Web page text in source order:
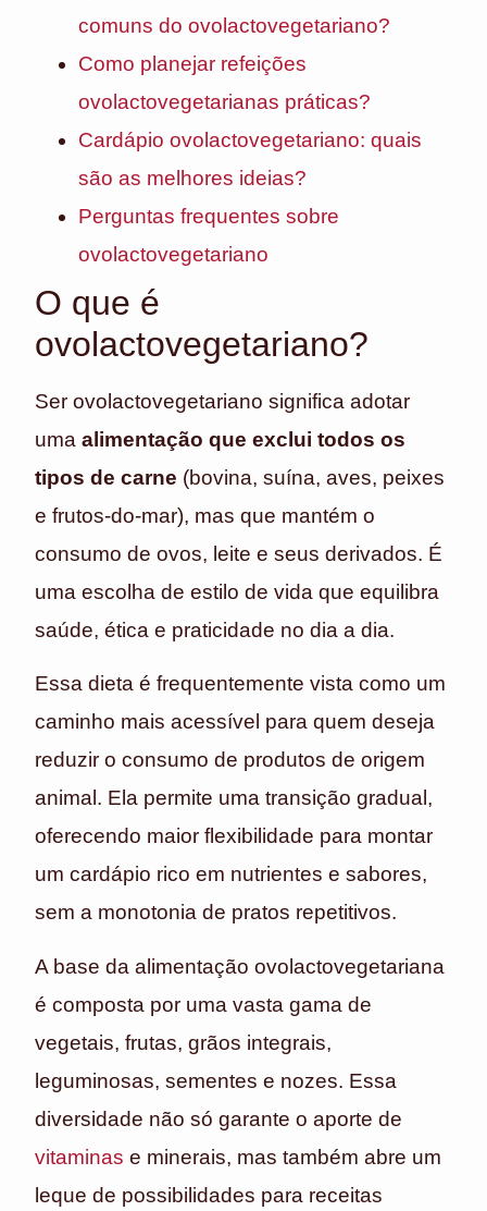
comuns do ovolactovegetariano?
Como planejar refeições
ovolactovegetarianas práticas?
Cardápio ovolactovegetariano: quais
são as melhores ideias?
Perguntas frequentes sobre
ovolactovegetariano
O que é
ovolactovegetariano?
Ser ovolactovegetariano significa adotar
uma alimentação que exclui todos os
tipos de carne (bovina, suína, aves, peixes
e frutos-do-mar), mas que mantém o
consumo de ovos, leite e seus derivados. É
uma escolha de estilo de vida que equilibra
saúde, ética e praticidade no dia a dia.
Essa dieta é frequentemente vista como um
caminho mais acessível para quem deseja
reduzir o consumo de produtos de origem
animal. Ela permite uma transição gradual,
oferecendo maior flexibilidade para montar
um cardápio rico em nutrientes e sabores,
sem a monotonia de pratos repetitivos.
A base da alimentação ovolactovegetariana
é composta por uma vasta gama de
vegetais, frutas, grãos integrais,
leguminosas, sementes e nozes. Essa
diversidade não só garante o aporte de
vitaminas e minerais, mas também abre um
leque de possibilidades para receitas